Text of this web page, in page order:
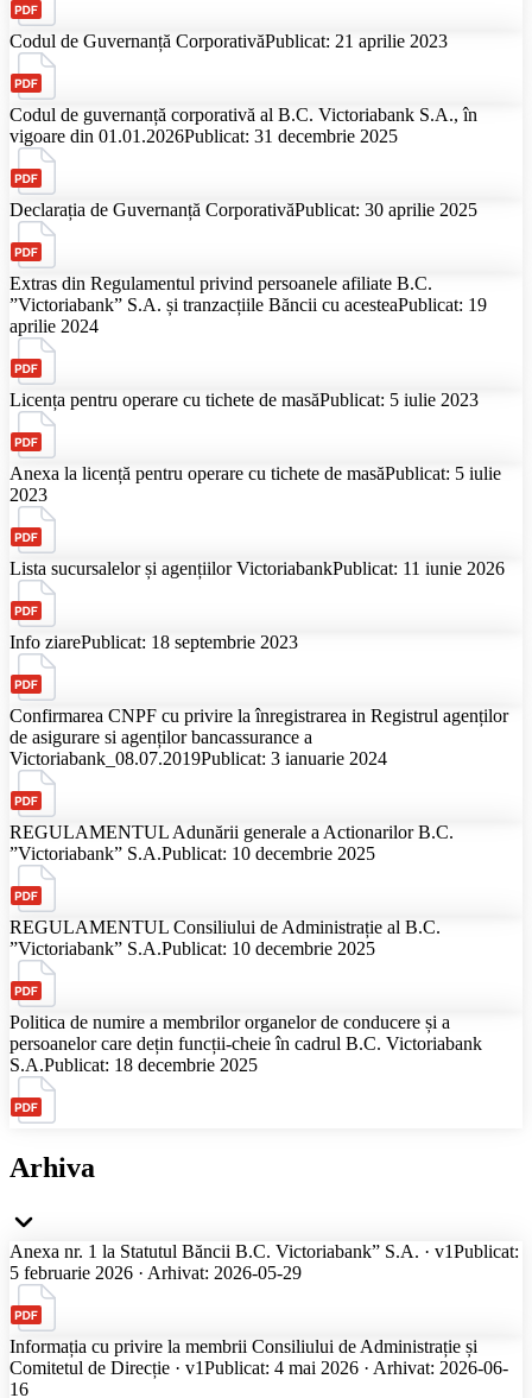
Codul de Guvernanță CorporativăPublicat: 21 aprilie 2023
Codul de guvernanță corporativă al B.C. Victoriabank S.A., în
vigoare din 01.01.2026Publicat: 31 decembrie 2025
Declarația de Guvernanță CorporativăPublicat: 30 aprilie 2025
Extras din Regulamentul privind persoanele afiliate B.C.
”Victoriabank” S.A. și tranzacțiile Băncii cu acesteaPublicat: 19
aprilie 2024
Licența pentru operare cu tichete de masăPublicat: 5 iulie 2023
Anexa la licență pentru operare cu tichete de masăPublicat: 5 iulie
2023
Lista sucursalelor și agențiilor VictoriabankPublicat: 11 iunie 2026
Info ziarePublicat: 18 septembrie 2023
Confirmarea CNPF cu privire la înregistrarea in Registrul agenților
de asigurare si agenților bancassurance a
Victoriabank_08.07.2019Publicat: 3 ianuarie 2024
REGULAMENTUL Adunării generale a Actionarilor B.C.
”Victoriabank” S.A.Publicat: 10 decembrie 2025
REGULAMENTUL Consiliului de Administrație al B.C.
”Victoriabank” S.A.Publicat: 10 decembrie 2025
Politica de numire a membrilor organelor de conducere și a
persoanelor care dețin funcții-cheie în cadrul B.C. Victoriabank
S.A.Publicat: 18 decembrie 2025
Arhiva
Anexa nr. 1 la Statutul Băncii B.C. Victoriabank” S.A. · v1Publicat:
5 februarie 2026 · Arhivat: 2026-05-29
Informația cu privire la membrii Consiliului de Administrație și
Comitetul de Direcție · v1Publicat: 4 mai 2026 · Arhivat: 2026-06-
16